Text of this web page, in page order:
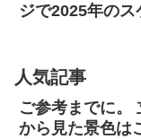
ジで2025年の
人気記事
ご参考までに。
から見た景色は